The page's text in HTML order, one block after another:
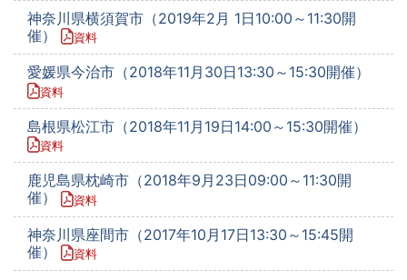
神奈川県横須賀市（2019年2月 1日10:00～11:30開
催）
資料
愛媛県今治市（2018年11月30日13:30～15:30開催）
資料
島根県松江市（2018年11月19日14:00～15:30開催）
資料
鹿児島県枕崎市（2018年9月23日09:00～11:30開
催）
資料
神奈川県座間市（2017年10月17日13:30～15:45開
催）
資料